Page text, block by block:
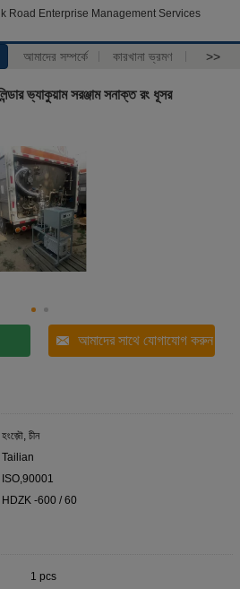
Road Enterprise Management Services
আমাদের সম্পর্কে কারখানা ভ্রমণ >>
ভ্যাকুয়াম সরঞ্জাম সনাক্ত রং ধূসর
আমাদের সাথে যোগাযোগ করুন
হংজ়ৌ, চীন
Tailian
ISO,90001
HDZK -600 / 60
1 pcs